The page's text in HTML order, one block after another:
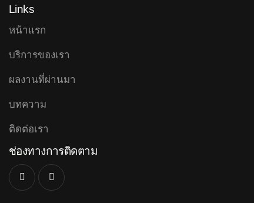
Links
หน้าแรก
บริการของเรา
ผลงานที่ผ่านมา
บทความ
ติดต่อเรา
ช่องทางการติดตาม